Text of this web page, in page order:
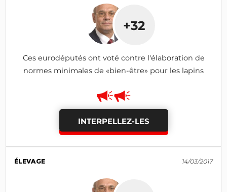
+32
Ces eurodéputés ont voté contre l'élaboration de
normes minimales de «bien-être» pour les lapins
INTERPELLEZ-LES
ÉLEVAGE 14/03/2017